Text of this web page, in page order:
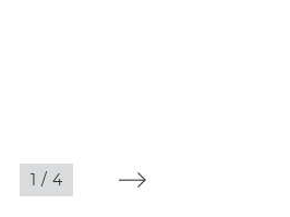
1 / 4